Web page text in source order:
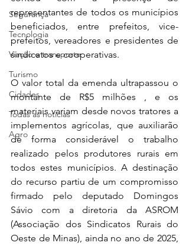
Segurança
Tecnologia
Viação e transporte
Turismo
Cidades
Todas as notícias
Agro
representantes de todos os municípios
beneficiados, entre prefeitos, vice-
prefeitos, vereadores e presidentes de
sindicatos e cooperativas.
O valor total da emenda ultrapassou o
montante de R$5 milhões , e os
materiais variam desde novos tratores a
implementos agrícolas, que auxiliarão
de forma considerável o trabalho
realizado pelos produtores rurais em
todos estes municípios. A destinação
do recurso partiu de um compromisso
firmado pelo deputado Domingos
Sávio com a diretoria da ASROM
(Associação dos Sindicatos Rurais do
Oeste de Minas), ainda no ano de 2025,